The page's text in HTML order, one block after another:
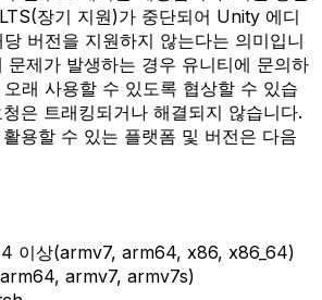
장기 지원)가 중단되어 Unity 에디
버전을 지원하지 않는다는 의미입니
문제가 발생하는 경우 유니티에 문의하
래 사용할 수 있도록 협상할 수 있습
은 트래킹되거나 해결되지 않습니다.
용할 수 있는 플랫폼 및 버전은 다음
이상(armv7, arm64, x86, x86_64)
armv7, armv7s)